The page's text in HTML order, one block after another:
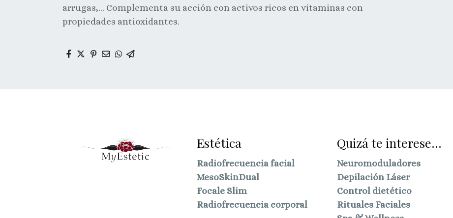
arrugas,… Complementa su acción con activos ricos en vitaminas con
propiedades antioxidantes.
Estética
Radiofrecuencia facial
MesoSkinDual
Focale Slim
Radiofrecuencia corporal
Quizá te interese...
Neuromoduladores
Depilación Láser
Control dietético
Rituales Faciales